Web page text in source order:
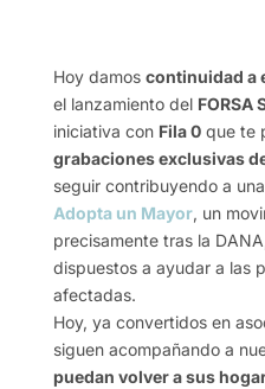
Hoy damos continuidad a
el lanzamiento del FORSA
iniciativa con Fila 0que te
grabaciones exclusivas
seguir contribuyendo a
Adopta un Mayor, un
precisamente tras la
dispuestos a ayudar a las
afectadas.
Hoy, ya convertidos en
siguen acompañando a
puedan volver a sus